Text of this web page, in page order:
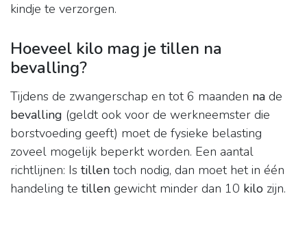
kindje te verzorgen.
Hoeveel kilo mag je tillen na
bevalling?
Tijdens de zwangerschap en tot 6 maanden na de
bevalling (geldt ook voor de werkneemster die
borstvoeding geeft) moet de fysieke belasting
zoveel mogelijk beperkt worden. Een aantal
richtlijnen: Is tillen toch nodig, dan moet het in één
handeling te tillen gewicht minder dan 10 kilo zijn.